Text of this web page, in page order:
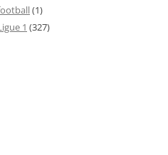
(1)
1 (327)